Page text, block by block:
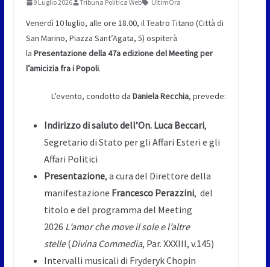
9 Luglio 2026 Tribuna Politica Web UltimOra
Venerdì 10 luglio, alle ore 18.00, il Teatro Titano (Città di
San Marino, Piazza Sant’Agata, 5) ospiterà
la Presentazione della 47a edizione del Meeting per
l’amicizia fra i Popoli.
L’evento, condotto da Daniela Recchia, prevede:
Indirizzo di saluto dell’On. Luca Beccari,
Segretario di Stato per gli Affari Esteri e gli
Affari Politici
Presentazione, a cura del Direttore della
manifestazione Francesco Perazzini, del
titolo e del programma del Meeting
2026 L’amor che move il sole e l’altre
stelle(Divina Commedia, Par. XXXIII, v.145)
Intervalli musicali di Fryderyk Chopin